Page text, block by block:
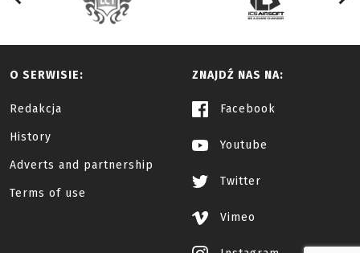
O SERWISIE:
Redakcja
History
Adverts and partnership
Terms of use
ZNAJDŹ NAS NA:
Facebook
Youtube
Twitter
Vimeo